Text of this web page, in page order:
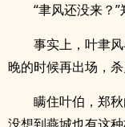
“聿风还没来？
事实上，叶聿
晚的时候再出场，杀
瞒住叶伯，郑